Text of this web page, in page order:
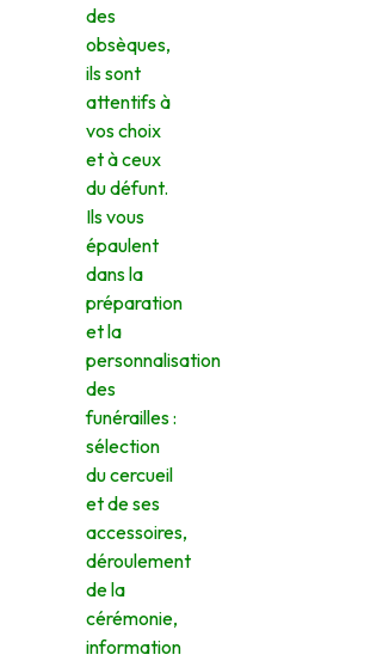
des
obsèques,
ils sont
attentifs à
vos choix
et à ceux
du défunt.
Ils vous
épaulent
dans la
préparation
et la
personnalisation
des
funérailles :
sélection
du cercueil
et de ses
accessoires,
déroulement
de la
cérémonie,
information